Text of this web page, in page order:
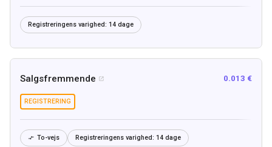
Registreringens varighed: 14 dage
Salgsfremmende  0.013 €
REGISTRERING
 To-vejs Registreringens varighed: 14 dage